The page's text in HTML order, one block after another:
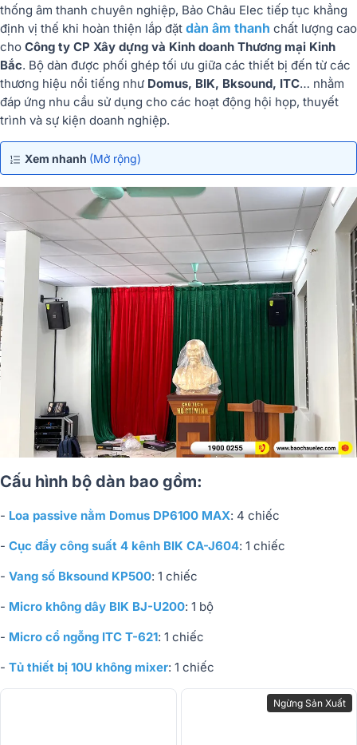
thống âm thanh chuyên nghiệp, Bảo Châu Elec tiếp tục khẳng
định vị thế khi hoàn thiện lắp đặt dàn âm thanh chất lượng cao
cho Công ty CP Xây dựng và Kinh doanh Thương mại Kinh
Bắc. Bộ dàn được phối ghép tối ưu giữa các thiết bị đến từ các
thương hiệu nổi tiếng như Domus, BIK, Bksound, ITC… nhằm
đáp ứng nhu cầu sử dụng cho các hoạt động hội họp, thuyết
trình và sự kiện doanh nghiệp.
Xem nhanh (Mở rộng)
Cấu hình bộ dàn bao gồm:
- Loa passive nằm Domus DP6100 MAX: 4 chiếc
- Cục đẩy công suất 4 kênh BIK CA-J604: 1 chiếc
- Vang số Bksound KP500: 1 chiếc
- Micro không dây BIK BJ-U200: 1 bộ
- Micro cổ ngỗng ITC T-621: 1 chiếc
- Tủ thiết bị 10U không mixer: 1 chiếc
Ngừng Sản Xuất